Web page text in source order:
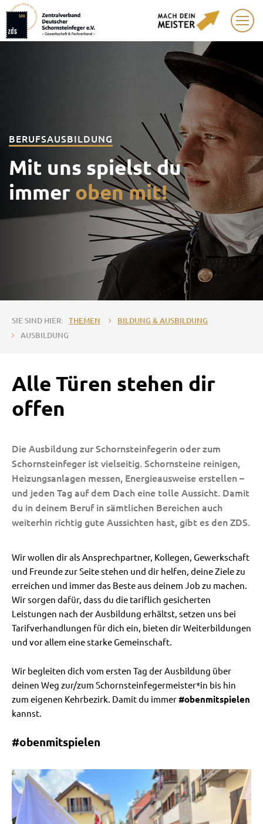
BERUFSAUSBILDUNG
Mit uns spielst du
immer oben mit!
THEMEN
BILDUNG & AUSBILDUNG
AUSBILDUNG
Alle Türen stehen dir
offen
Die Ausbildung zur Schornsteinfegerin oder zum
Schornsteinfeger ist vielseitig. Schornsteine reinigen,
Heizungsanlagen messen, Energieausweise erstellen –
und jeden Tag auf dem Dach eine tolle Aussicht. Damit
du in deinem Beruf in sämtlichen Bereichen auch
weiterhin richtig gute Aussichten hast, gibt es den ZDS.
Wir wollen dir als Ansprechpartner, Kollegen, Gewerkschaft
und Freunde zur Seite stehen und dir helfen, deine Ziele zu
erreichen und immer das Beste aus deinem Job zu machen.
Wir sorgen dafür, dass du die tariflich gesicherten
Leistungen nach der Ausbildung erhältst, setzen uns bei
Tarifverhandlungen für dich ein, bieten dir Weiterbildungen
und vor allem eine starke Gemeinschaft.
Wir begleiten dich vom ersten Tag der Ausbildung über
deinen Weg zur/zum Schornsteinfegermeister*in bis hin
zum eigenen Kehrbezirk. Damit du immer#obenmitspielen
kannst.
#obenmitspielen